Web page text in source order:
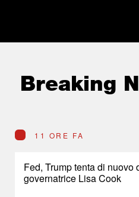
Breaking
11 ORE FA
Fed, Trump tenta di nuovo
governatrice Lisa Cook